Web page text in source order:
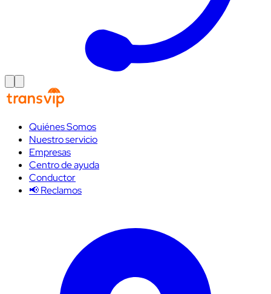
Quiénes Somos
Nuestro servicio
Empresas
Centro de ayuda
Conductor
📢 Reclamos